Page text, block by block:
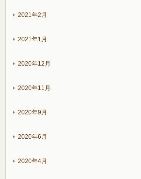
2021年2月
2021年1月
2020年12月
2020年11月
2020年9月
2020年6月
2020年4月